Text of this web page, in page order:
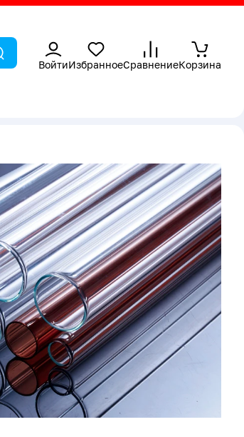
ВойтиИзбранноеСравнениеКорзина